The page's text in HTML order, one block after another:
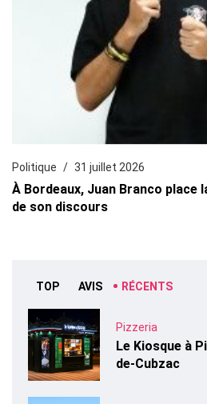
Politique 31 juillet 2026
À Bordeaux, Juan Branco
de son discours
TOP AVIS RÉCENTS
Pizzeria
Le Kiosque à
de-Cubzac